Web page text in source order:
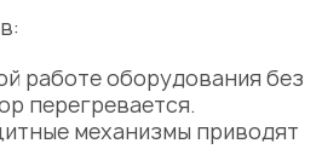
работе оборудования без
перегревается.
механизмы приводят